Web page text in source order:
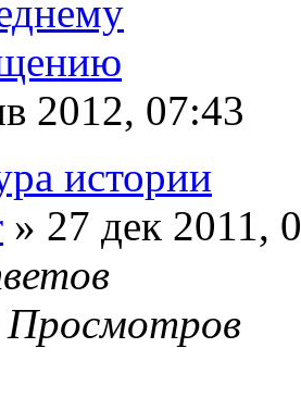
2012, 07:43
истории
» 27 дек 2011,
Просмотров